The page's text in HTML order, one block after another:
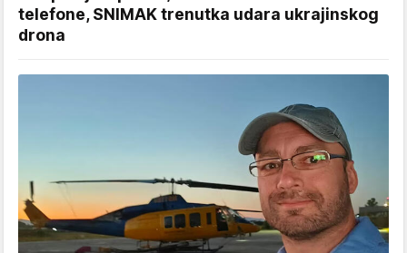
telefone, SNIMAK trenutka udara ukrajinskog
drona